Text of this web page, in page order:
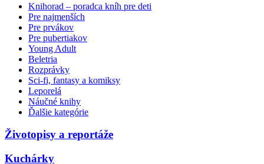
Knihorad – poradca kníh pre deti
Pre najmenších
Pre prvákov
Pre pubertiakov
Young Adult
Beletria
Rozprávky
Sci-fi, fantasy a komiksy
Leporelá
Náučné knihy
Ďalšie kategórie
Životopisy a reportáže
Kuchárky